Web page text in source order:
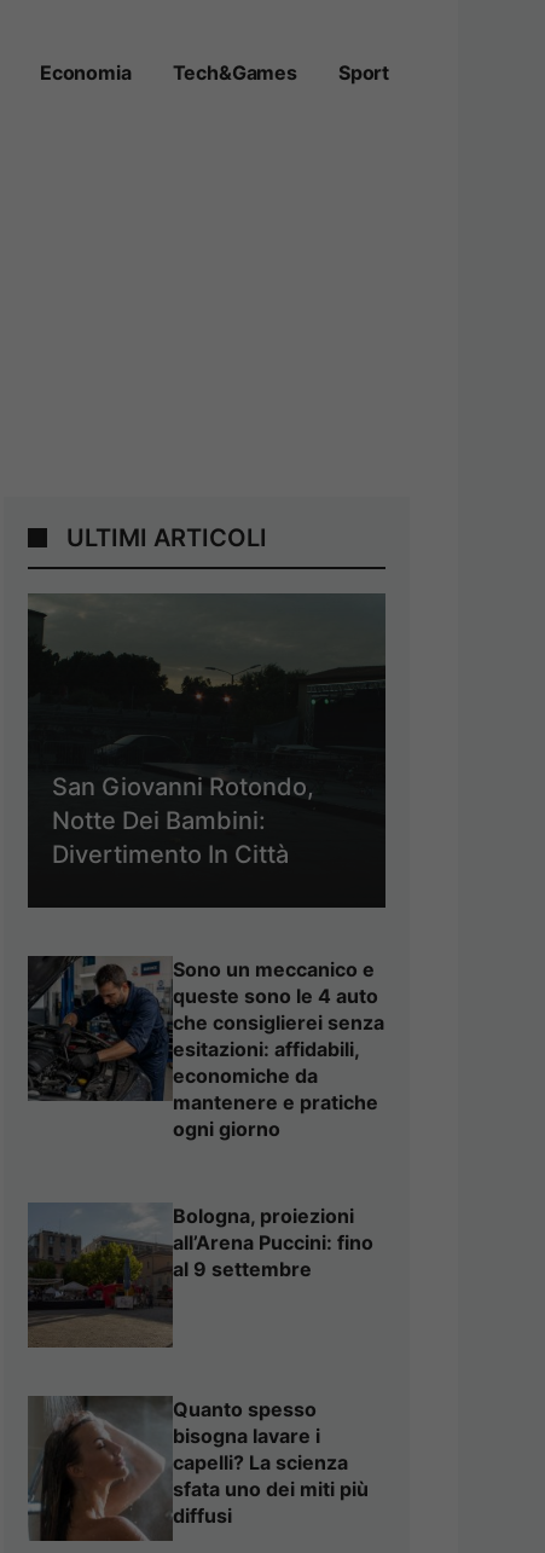
Economia Tech&Games Sport
ULTIMI ARTICOLI
San Giovanni Rotondo,
Notte Dei Bambini:
Divertimento In Città
Sono un meccanico e
queste sono le 4 auto
che consiglierei senza
esitazioni: affidabili,
economiche da
mantenere e pratiche
ogni giorno
Bologna, proiezioni
all’Arena Puccini: fino
al 9 settembre
Quanto spesso
bisogna lavare i
capelli? La scienza
sfata uno dei miti più
diffusi